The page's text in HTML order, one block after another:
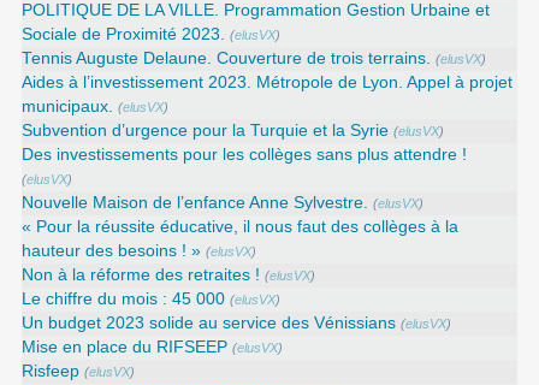
POLITIQUE DE LA VILLE. Programmation Gestion Urbaine et
Sociale de Proximité 2023. (elusVX)
Tennis Auguste Delaune. Couverture de trois terrains. (elusVX)
Aides à l’investissement 2023. Métropole de Lyon. Appel à projet
municipaux. (elusVX)
Subvention d’urgence pour la Turquie et la Syrie (elusVX)
Des investissements pour les collèges sans plus attendre !
(elusVX)
Nouvelle Maison de l’enfance Anne Sylvestre. (elusVX)
« Pour la réussite éducative, il nous faut des collèges à la
hauteur des besoins ! » (elusVX)
Non à la réforme des retraites ! (elusVX)
Le chiffre du mois : 45 000 (elusVX)
Un budget 2023 solide au service des Vénissians (elusVX)
Mise en place du RIFSEEP (elusVX)
Risfeep (elusVX)